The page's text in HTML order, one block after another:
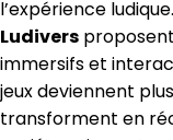
l’expérience
Ludivers
immersifs et
jeux deviennent
transforment en